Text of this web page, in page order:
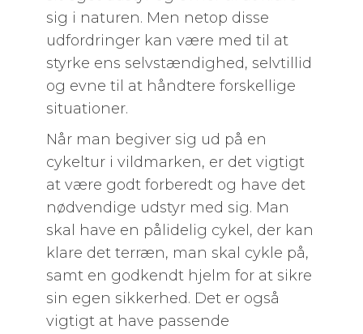
sig i naturen. Men netop disse
udfordringer kan være med til at
styrke ens selvstændighed, selvtillid
og evne til at håndtere forskellige
situationer.
Når man begiver sig ud på en
cykeltur i vildmarken, er det vigtigt
at være godt forberedt og have det
nødvendige udstyr med sig. Man
skal have en pålidelig cykel, der kan
klare det terræn, man skal cykle på,
samt en godkendt hjelm for at sikre
sin egen sikkerhed. Det er også
vigtigt at have passende